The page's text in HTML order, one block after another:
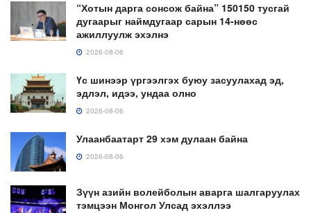
“Хотын дарга сонсож байна” 150150 тусгай
дугаарыг наймдугаар сарын 14-нөөс
ажиллуулж эхэлнэ
2026-08-06
Үс шинээр үргээлгэх буюу засуулахад эд,
эдлэл, идээ, ундаа олно
2026-08-06
Улаанбаатарт 29 хэм дулаан байна
2026-08-06
Зүүн азийн волейболын аварга шалгаруулах
тэмцээн Монгол Улсад эхэллээ